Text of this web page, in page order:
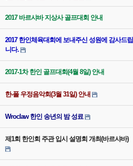
2017 바르샤바 지상사 골프대회 안내
2017 한인체육대회에 보내주신 성원에 감사드립
니다.
2017-1차 한인 골프대회(4월 8일) 안내
한-폴 우정음악회(3월 31일) 안내
Wroclaw 한인 송년의 밤 성료
제1회 한인회 주관 입시 설명회 개최(바르샤바)